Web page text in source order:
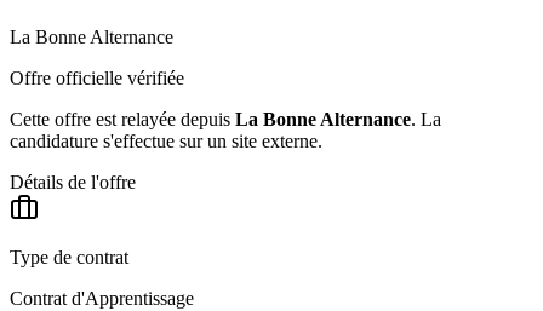
La Bonne Alternance
Offre officielle vérifiée
Cette offre est relayée depuis La Bonne Alternance. La
candidature s'effectue sur un site externe.
Détails de l'offre
Type de contrat
Contrat d'Apprentissage